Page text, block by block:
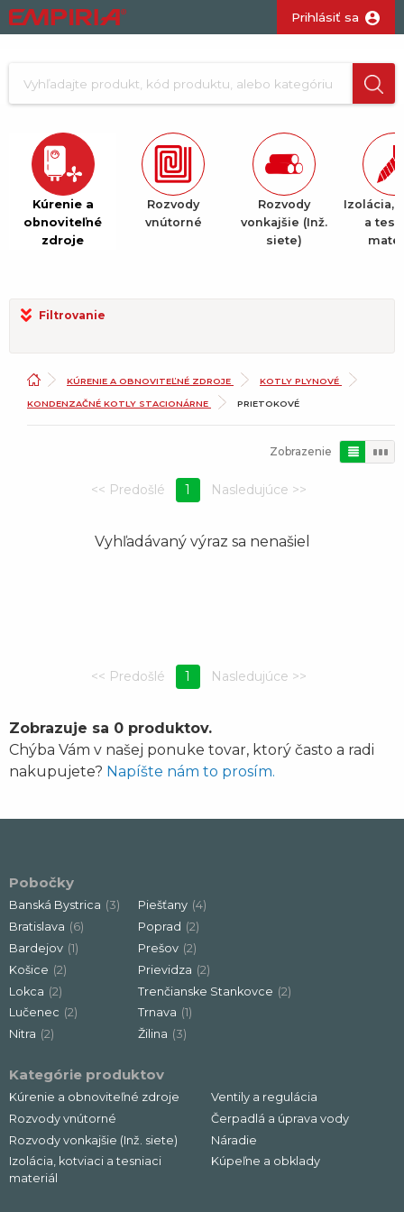
Prihlásiť sa
Kúrenie a
obnoviteľné
zdroje
Rozvody
vnútorné
Rozvody
vonkajšie (Inž.
siete)
Izolácia,
a
Filtrovanie
KÚRENIE A OBNOVITEĽNÉ ZDROJE KOTLY PLYNOVÉ
KONDENZAČNÉ KOTLY STACIONÁRNE PRIETOKOVÉ
Zobrazenie
1
Vyhľadávaný výraz sa nenašiel
1
Zobrazuje sa 0 produktov.
Chýba Vám v našej ponuke tovar, ktorý často a radi
nakupujete? Napíšte nám to prosím.
Pobočky
Banská Bystrica (3)
Bratislava (6)
Bardejov (1)
Košice (2)
Lokca (2)
Lučenec (2)
Nitra (2)
Piešťany (4)
Poprad (2)
Prešov (2)
Prievidza (2)
Trenčianske Stankovce (2)
Trnava (1)
Žilina (3)
Kategórie produktov
Kúrenie a obnoviteľné zdroje
Rozvody vnútorné
Rozvody vonkajšie (Inž. siete)
Izolácia, kotviaci a tesniaci
materiál
Ventily a regulácia
Čerpadlá a úprava vody
Náradie
Kúpeľne a obklady